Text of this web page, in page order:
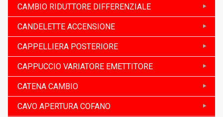
CAMBIO RIDUTTORE DIFFERENZIALE
CANDELETTE ACCENSIONE
CAPPELLIERA POSTERIORE
CAPPUCCIO VARIATORE EMETTITORE
CATENA CAMBIO
CAVO APERTURA COFANO